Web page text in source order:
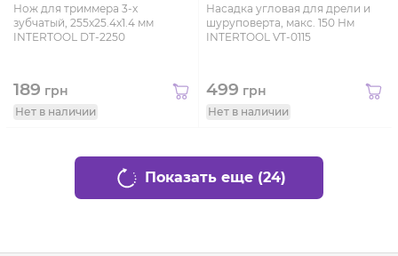
Нож для триммера 3-х
зубчатый, 255х25.4х1.4 мм
INTERTOOL DT-2250
189 грн
Нет в наличии
Насадка угловая для дрели и
шуруповерта, макс. 150 Нм
INTERTOOL VT-0115
499 грн
Нет в наличии
Показать еще (24)